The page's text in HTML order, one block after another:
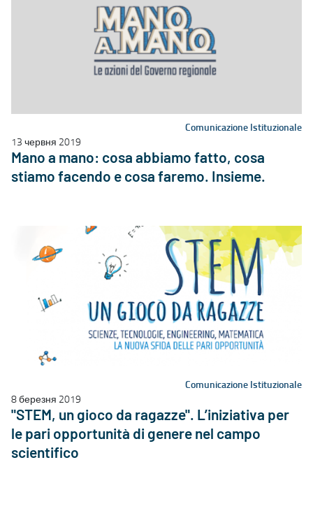
Comunicazione Istituzionale
13 червня 2019
Mano a mano: cosa abbiamo fatto, cosa
stiamo facendo e cosa faremo. Insieme.
Comunicazione Istituzionale
8 березня 2019
"STEM, un gioco da ragazze". L’iniziativa per
le pari opportunità di genere nel campo
scientifico